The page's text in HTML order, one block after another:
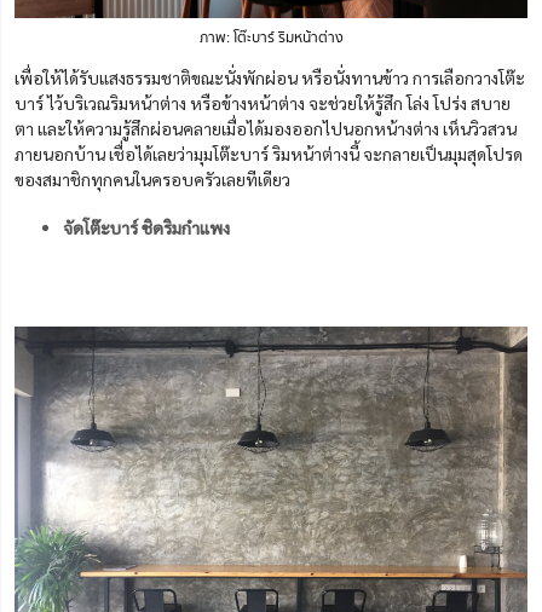
ภาพ: โต๊ะบาร์ ริมหน้าต่าง
เพื่อให้ได้รับแสงธรรมชาติขณะนั่งพักผ่อน หรือนั่งทานข้าว การเลือกวางโต๊ะ
บาร์ ไว้บริเวณริมหน้าต่าง หรือข้างหน้าต่าง จะช่วยให้รู้สึก โล่ง โปร่ง สบาย
ตา และให้ความรู้สึกผ่อนคลายเมื่อได้มองออกไปนอกหน้างต่าง เห็นวิวสวน
ภายนอกบ้าน เชื่อได้เลยว่ามุมโต๊ะบาร์ ริมหน้าต่างนี้ จะกลายเป็นมุมสุดโปรด
ของสมาชิกทุกคนในครอบครัวเลยทีเดียว
จัดโต๊ะบาร์ ชิดริมกำแพง